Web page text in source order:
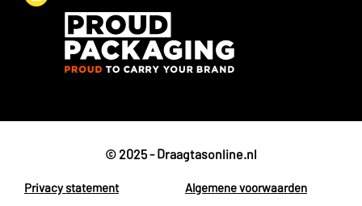
© 2025 - Draagtasonline.nl
Privacy statement
Algemene voorwaarden